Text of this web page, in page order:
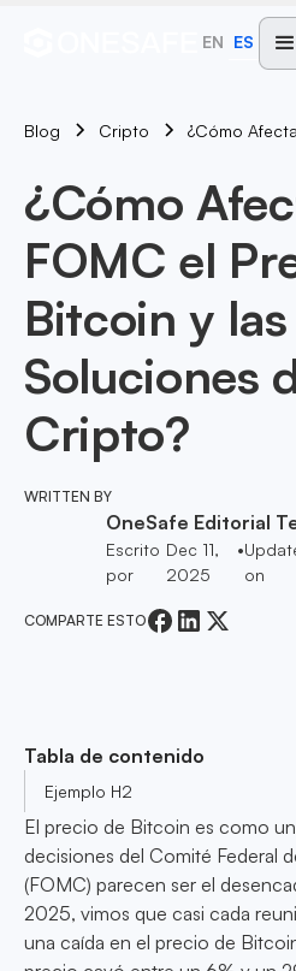
EN ES
Blog Cripto
¿Cómo
FOMC el
Bitcoin y las
Soluciones
Cripto?
WRITTEN BY
OneSafe Editorial
Escrito
por
Dec 11,
2025
•
on
COMPARTE ESTO
Tabla de contenido
Ejemplo H2
El precio de Bitcoin es como
decisiones del Comité Federal
(FOMC) parecen ser el
2025, vimos que casi cada
una caída en el precio de